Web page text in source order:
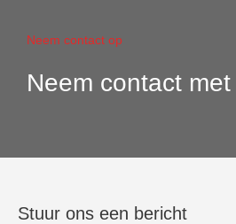
Neem contact op
Neem contact
Stuur ons een bericht